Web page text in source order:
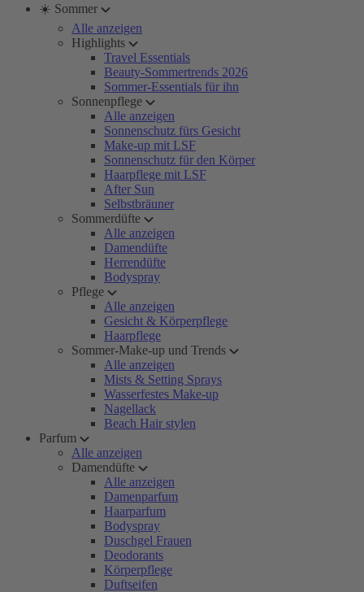
☀️ Sommer
Alle anzeigen
Highlights
Travel Essentials
Beauty-Sommertrends 2026
Sommer-Essentials für ihn
Sonnenpflege
Alle anzeigen
Sonnenschutz fürs Gesicht
Make-up mit LSF
Sonnenschutz für den Körper
Haarpflege mit LSF
After Sun
Selbstbräuner
Sommerdüfte
Alle anzeigen
Damendüfte
Herrendüfte
Bodyspray
Pflege
Alle anzeigen
Gesicht & Körperpflege
Haarpflege
Sommer-Make-up und Trends
Alle anzeigen
Mists & Setting Sprays
Wasserfestes Make-up
Nagellack
Beach Hair stylen
Parfum
Alle anzeigen
Damendüfte
Alle anzeigen
Damenparfum
Haarparfum
Bodyspray
Duschgel Frauen
Deodorants
Körperpflege
Duftseifen